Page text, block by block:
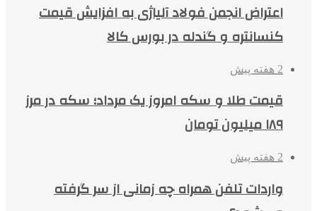
اعتراض انجمن فولاد آلیاژی به افزایش قیمت
کنسانتره و گندله در بورس کالا
2 هفته پیش
قیمت طلا و سکه امروز یک مرداد؛ سکه در مرز
۱۸۹ میلیون تومان
2 هفته پیش
واردات تلفن همراه چه زمانی از سر گرفته